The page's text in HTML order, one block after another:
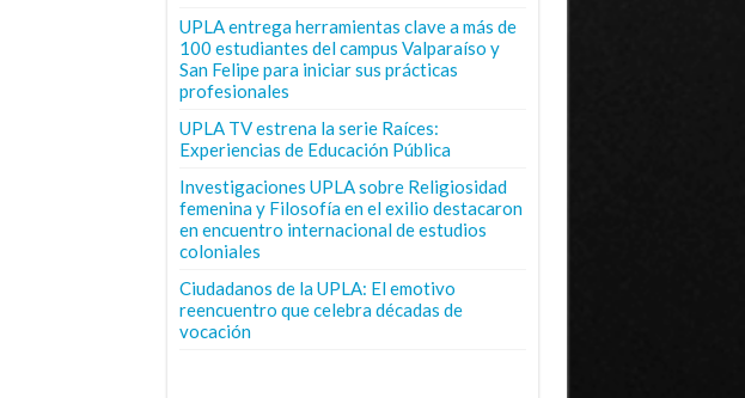
UPLA entrega herramientas clave a más de
100 estudiantes del campus Valparaíso y
San Felipe para iniciar sus prácticas
profesionales
UPLA TV estrena la serie Raíces:
Experiencias de Educación Pública
Investigaciones UPLA sobre Religiosidad
femenina y Filosofía en el exilio destacaron
en encuentro internacional de estudios
coloniales
Ciudadanos de la UPLA: El emotivo
reencuentro que celebra décadas de
vocación